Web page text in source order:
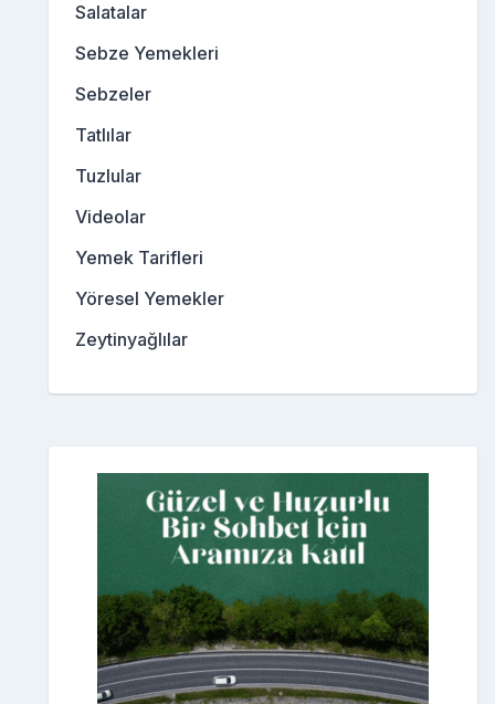
Salatalar
Sebze Yemekleri
Sebzeler
Tatlılar
Tuzlular
Videolar
Yemek Tarifleri
Yöresel Yemekler
Zeytinyağlılar